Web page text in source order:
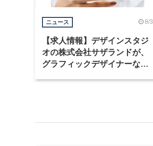
ニュース 8/3
【求人情報】デザインスタジ
オの株式会社サザランドが、
グラフィックデザイナーなど2